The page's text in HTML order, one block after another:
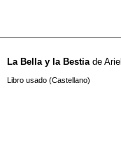
La Bella y la Bestia de
Libro usado (Castellano)